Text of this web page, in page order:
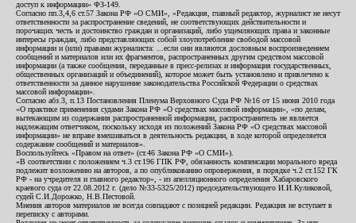
доступ к информации» ФЗ-149.
Согласно пп.3,4,6 ст.57 Закона РФ «О СМИ», «Редакция, главный редактор, журналист не несут
ответственности за распространение сведений, не соответствующих действительности и
порочащих честь и достоинство граждан и организаций, либо ущемляющих права и законные
интересы граждан, либо представляющих собой злоупотребление свободой массовой
информации и (или) правами журналиста: ...если они являются дословным воспроизведением
сообщений и материалов или их фрагментов, распространенных другим средством массовой
информации (а также сообщения, переданные в пресс-релизах и информация государственных,
общественных организаций и объединений), которое может быть установлено и привлечено к
ответственности за данное нарушение законодательства Российской Федерации о средствах
массовой информации».
Согласно абз.3, п.13 Постановления Пленума Верховного Суда РФ №16 от 15 июня 2010 года
«О практике применения судами Закона РФ «О средствах массовой информации», «по делам,
вытекающим из содержания распространенной информации, распространитель не является
надлежащим ответчиком, поскольку исходя из положений Закона РФ «О средствах массовой
информации» не вправе вмешиваться в деятельность редакции, в ходе которой определяется
содержание сообщений и материалов».
Воспользуйтесь «Правом на ответ» (ст.46 Закона РФ «О СМИ»).
«В соответствии с положением ч.3 ст.196 ГПК РФ, обязанность компенсации морального вреда
подлежит возложению на авторов, а по опубликованию опровержения, в порядке ч.2 ст.152 ГК
РФ - на учредителя и главного редактор», - из апелляционного определения Хабаровского
краевого суда от 22.08.2012 г. (дело №33-5325/2012) председательствующего И.И.Куликовой,
судей С.И.Дорожко, Н.В.Пестовой.
Мнения авторов материалов не всегда совпадают с позицией редакции. Редакция не вступает в
переписку с авторами.